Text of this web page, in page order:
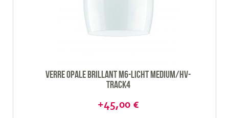
Verre opale brillant M6-Licht Medium/HV-
Track4
+45,00 €